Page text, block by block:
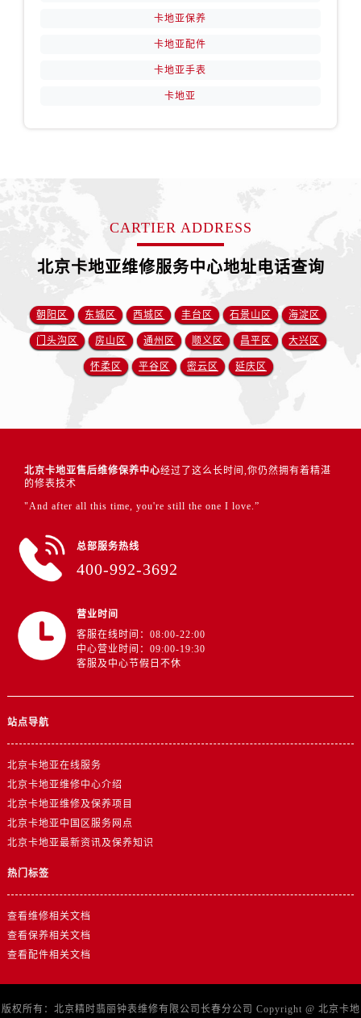
卡地亚保养
卡地亚配件
卡地亚手表
卡地亚
CARTIER ADDRESS
北京卡地亚维修服务中心地址电话查询
朝阳区 东城区 西城区 丰台区 石景山区 海淀区
门头沟区 房山区 通州区 顺义区 昌平区 大兴区
怀柔区 平谷区 密云区 延庆区
北京卡地亚售后维修保养中心经过了这么长时间,你仍然拥有着精湛
的修表技术
"And after all this time, you're still the one I love.”
总部服务热线
400-992-3692
营业时间
客服在线时间：08:00-22:00
中心营业时间：09:00-19:30
客服及中心节假日不休
站点导航
北京卡地亚在线服务
北京卡地亚维修中心介绍
北京卡地亚维修及保养项目
北京卡地亚中国区服务网点
北京卡地亚最新资讯及保养知识
热门标签
查看维修相关文档
查看保养相关文档
查看配件相关文档
版权所有：北京精时翡丽钟表维修有限公司长春分公司 Copyright @ 北京卡地